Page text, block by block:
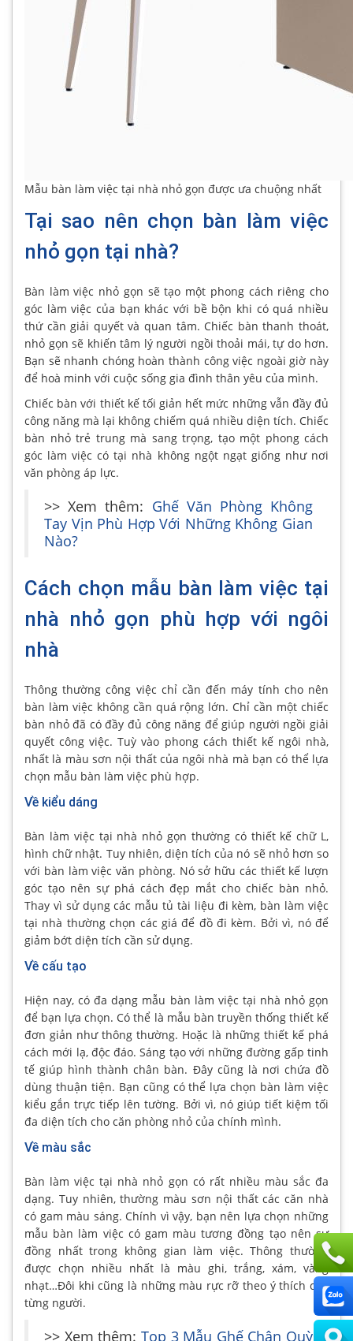
Mẫu bàn làm việc tại nhà nhỏ gọn được ưa chuộng nhất
Tại sao nên chọn bàn làm việc
nhỏ gọn tại nhà?
Bàn làm việc nhỏ gọn sẽ tạo một phong cách riêng cho
góc làm việc của bạn khác với bề bộn khi có quá nhiều
thứ cần giải quyết và quan tâm. Chiếc bàn thanh thoát,
nhỏ gọn sẽ khiến tâm lý người ngồi thoải mái, tự do hơn.
Bạn sẽ nhanh chóng hoàn thành công việc ngoài giờ này
để hoà minh với cuộc sống gia đình thân yêu của mình.
Chiếc bàn với thiết kế tối giản hết mức những vẫn đầy đủ
công năng mà lại không chiếm quá nhiều diện tích. Chiếc
bàn nhỏ trẻ trung mà sang trọng, tạo một phong cách
góc làm việc có tại nhà không ngột ngạt giống như nơi
văn phòng áp lực.
>> Xem thêm: Ghế Văn Phòng Không
Tay Vịn Phù Hợp Với Những Không Gian
Nào?
Cách chọn mẫu bàn làm việc tại
nhà nhỏ gọn phù hợp với ngôi
nhà
Thông thường công việc chỉ cần đến máy tính cho nên
bàn làm việc không cần quá rộng lớn. Chỉ cần một chiếc
bàn nhỏ đã có đầy đủ công năng để giúp người ngồi giải
quyết công việc. Tuỳ vào phong cách thiết kế ngôi nhà,
nhất là màu sơn nội thất của ngôi nhà mà bạn có thể lựa
chọn mẫu bàn làm việc phù hợp.
Về kiểu dáng
Bàn làm việc tại nhà nhỏ gọn thường có thiết kế chữ L,
hình chữ nhật. Tuy nhiên, diện tích của nó sẽ nhỏ hơn so
với bàn làm việc văn phòng. Nó sở hữu các thiết kế lượn
góc tạo nên sự phá cách đẹp mắt cho chiếc bàn nhỏ.
Thay vì sử dụng các mẫu tủ tài liệu đi kèm, bàn làm việc
tại nhà thường chọn các giá để đồ đi kèm. Bởi vì, nó để
giảm bớt diện tích cần sử dụng.
Về cấu tạo
Hiện nay, có đa dạng mẫu bàn làm việc tại nhà nhỏ gọn
để bạn lựa chọn. Có thể là mẫu bàn truyền thống thiết kế
đơn giản như thông thường. Hoặc là những thiết kế phá
cách mới lạ, độc đáo. Sáng tạo với những đường gấp tinh
tế giúp hình thành chân bàn. Đây cũng là nơi chứa đồ
dùng thuận tiện. Bạn cũng có thể lựa chọn bàn làm việc
kiểu gắn trực tiếp lên tường. Bởi vì, nó giúp tiết kiệm tối
đa diện tích cho căn phòng nhỏ của chính mình.
Về màu sắc
Bàn làm việc tại nhà nhỏ gọn có rất nhiều màu sắc đa
dạng. Tuy nhiên, thường màu sơn nội thất các căn nhà
có gam màu sáng. Chính vì vậy, bạn nên lựa chọn những
mẫu bàn làm việc có gam màu tương đồng tạo nên sự
đồng nhất trong không gian làm việc. Thông thường
được chọn nhiều nhất là màu ghi, trắng, xám, vàng
nhạt…Đôi khi cũng là những màu rực rỡ theo ý thích của
từng người.
>> Xem thêm: Top 3 Mẫu Ghế Chân Quỳ